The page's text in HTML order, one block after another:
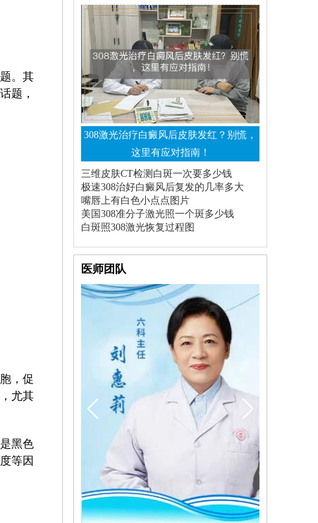
。其
题，
，促
尤其
黑色
等因
308激光治疗白癜风后皮肤发红？别慌，
这里有应对指南！
三维皮肤CT检测白斑一次要多少钱
极速308治好白癜风后复发的几率多大
嘴唇上有白色小点点图片
美国308准分子激光照一个斑多少钱
白斑照308激光恢复过程图
医师团队